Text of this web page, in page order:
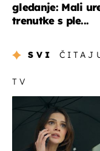
gledanje: Mali
trenutke s ple...
SVI
TV